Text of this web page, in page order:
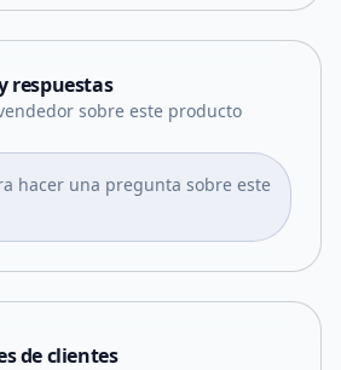
respuestas
sobre este producto
hacer una pregunta sobre este
de clientes